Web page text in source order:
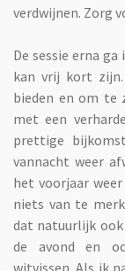
verdwijnen. Zorg
De sessie erna
kan vrij kort
bieden en om te
met een
prettige
vannacht weer
het voorjaar
niets van te
dat natuurlijk ook
de avond en
witvissen. Als ik